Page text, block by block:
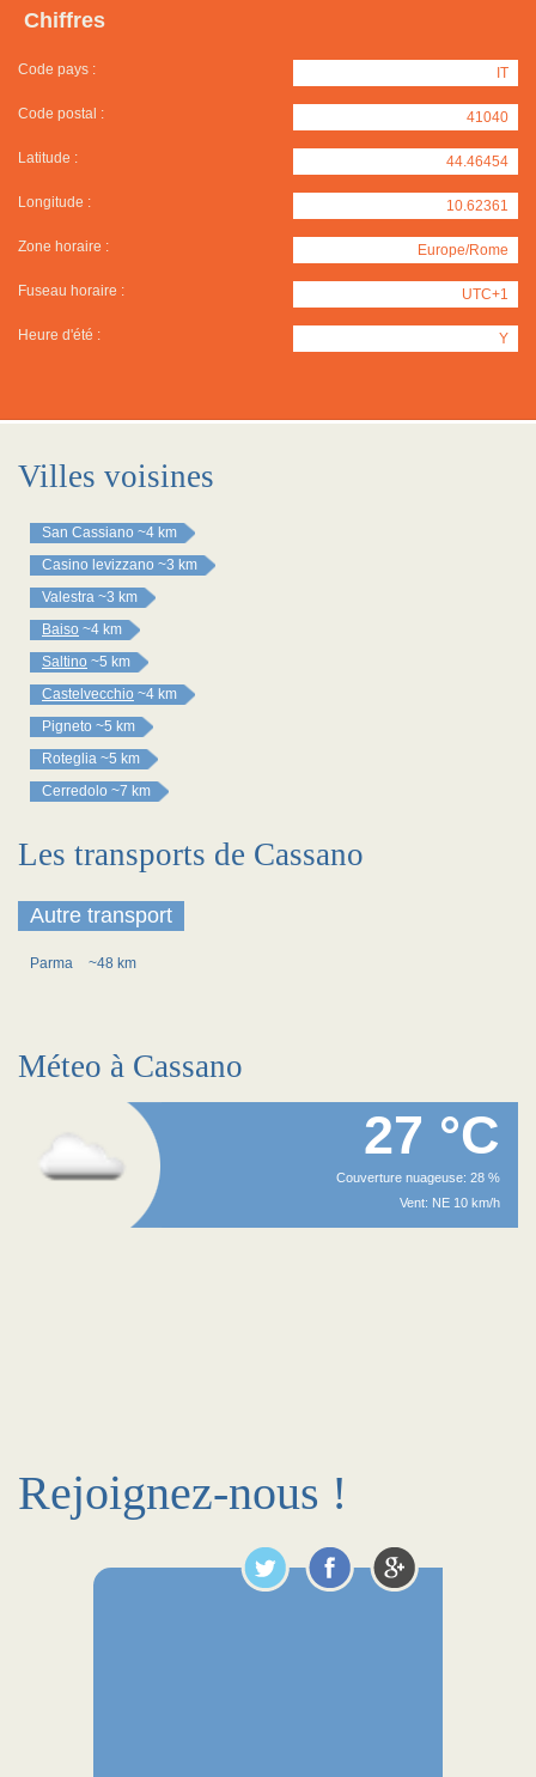
Chiffres
Code pays : IT
Code postal : 41040
Latitude : 44.46454
Longitude : 10.62361
Zone horaire : Europe/Rome
Fuseau horaire : UTC+1
Heure d'été : Y
Villes voisines
San Cassiano ~4 km
Casino levizzano ~3 km
Valestra ~3 km
Baiso ~4 km
Saltino ~5 km
Castelvecchio ~4 km
Pigneto ~5 km
Roteglia ~5 km
Cerredolo ~7 km
Les transports de Cassano
Autre transport
Parma ~48 km
Méteo à Cassano
27 °C
Couverture nuageuse: 28 %
Vent: NE 10 km/h
Rejoignez-nous !